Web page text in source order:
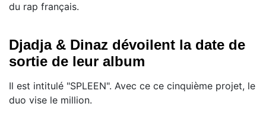
du rap français.
Djadja & Dinaz dévoilent la date de
sortie de leur album
Il est intitulé "SPLEEN". Avec ce ce cinquième projet, le
duo vise le million.